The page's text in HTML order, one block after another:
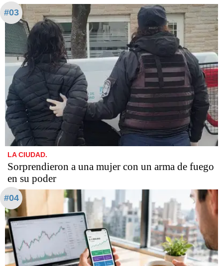
#03
LA CIUDAD.
Sorprendieron a una mujer con un arma de fuego
en su poder
#04